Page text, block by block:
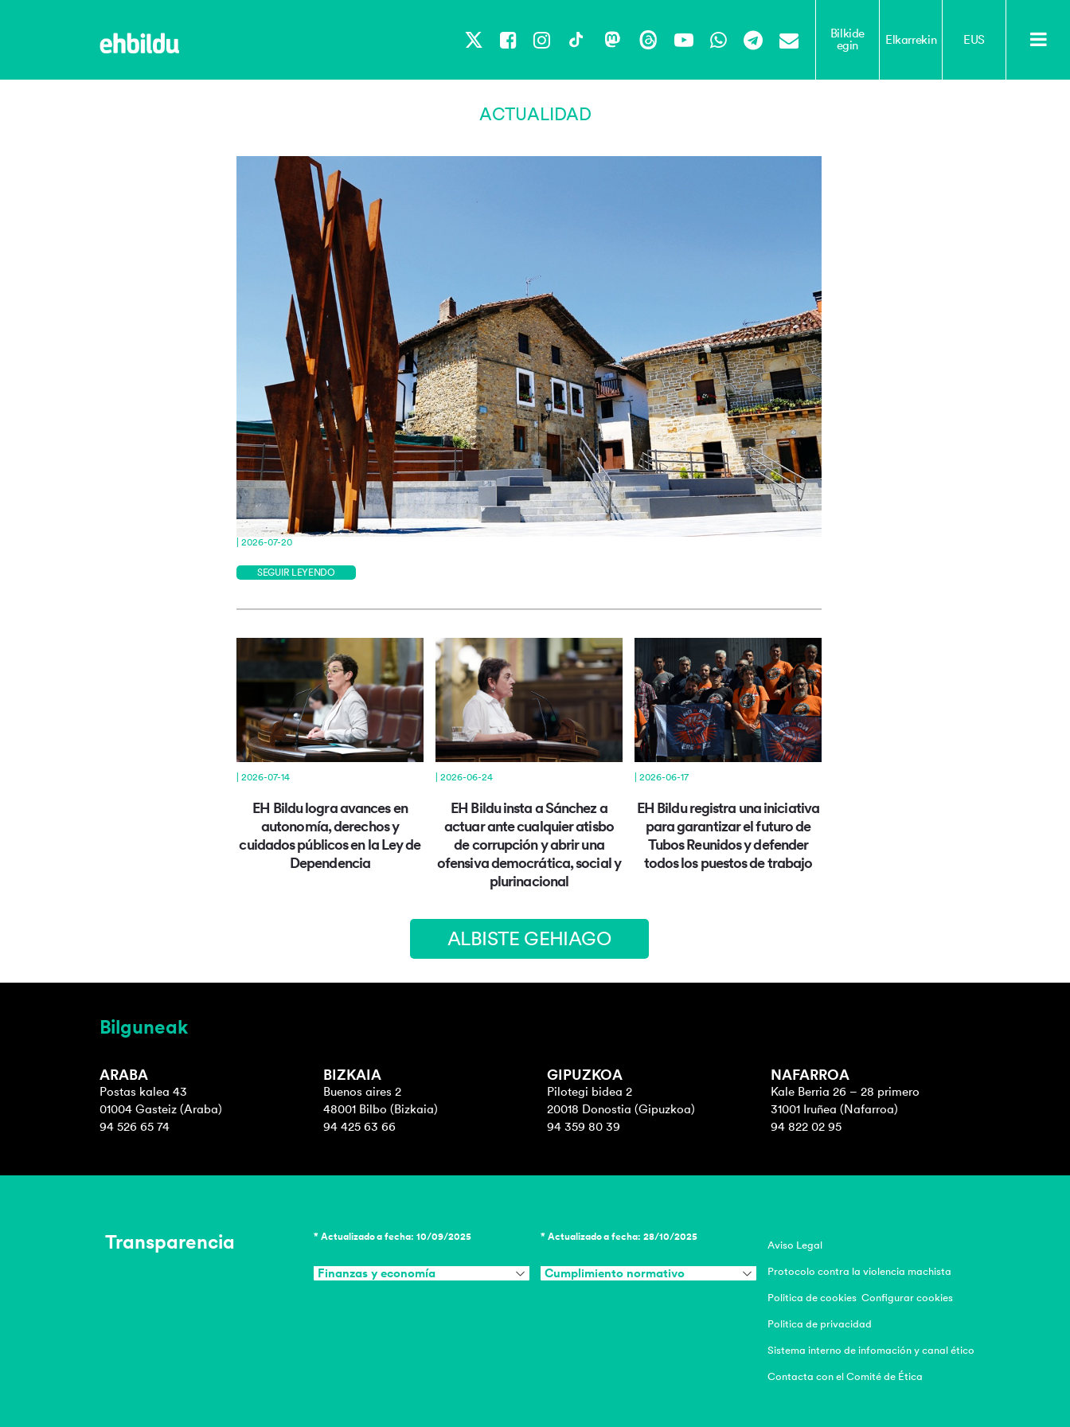
X Facebook
Instagram
TikTokMastodon
ThreadsYouTubeWhatsApp
Telegram
Email
Bilkide
egin
Elkarrekin EUS
ACTUALIDAD
| 2026-07-20
SEGUIR LEYENDO
| 2026-07-14
EH Bildu logra avances en
autonomía, derechos y
cuidados públicos en la Ley de
Dependencia
| 2026-06-24
EH Bildu insta a Sánchez a
actuar ante cualquier atisbo
de corrupción y abrir una
ofensiva democrática, social y
plurinacional
| 2026-06-17
EH Bildu registra una iniciativa
para garantizar el futuro de
Tubos Reunidos y defender
todos los puestos de trabajo
ALBISTE GEHIAGO
Bilguneak
ARABA
Postas kalea 43
01004 Gasteiz (Araba)
94 526 65 74
BIZKAIA
Buenos aires 2
48001 Bilbo (Bizkaia)
94 425 63 66
GIPUZKOA
Pilotegi bidea 2
20018 Donostia (Gipuzkoa)
94 359 80 39
NAFARROA
Kale Berria 26 – 28 primero
31001 Iruñea (Nafarroa)
94 822 02 95
Transparencia * Actualizado a fecha: 10/09/2025
Finanzas y economía
* Actualizado a fecha: 28/10/2025
Cumplimiento normativo
Aviso Legal
Protocolo contra la violencia machista
Politica de cookies Configurar cookies
Politica de privacidad
Sistema interno de infomación y canal ético
Contacta con el Comité de Ética